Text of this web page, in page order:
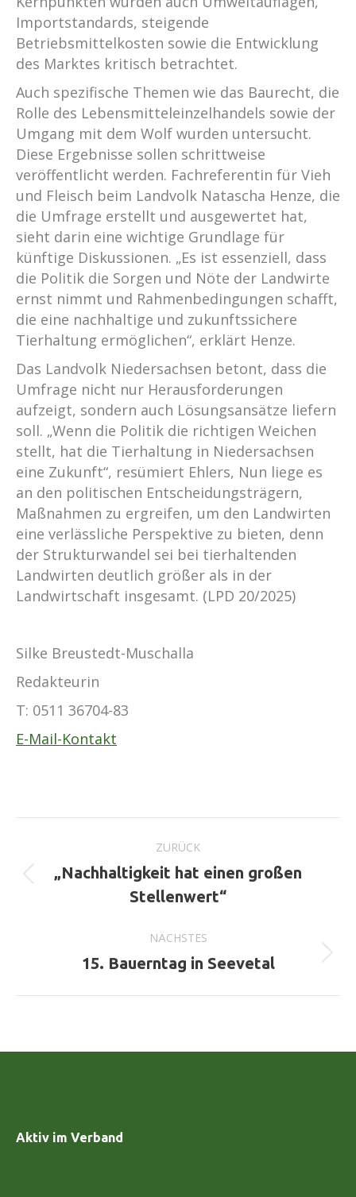
Importstandards, steigende
Betriebsmittelkosten sowie die Entwicklung
des Marktes kritisch betrachtet.
Auch spezifische Themen wie das Baurecht, die
Rolle des Lebensmitteleinzelhandels sowie der
Umgang mit dem Wolf wurden untersucht.
Diese Ergebnisse sollen schrittweise
veröffentlicht werden. Fachreferentin für Vieh
und Fleisch beim Landvolk Natascha Henze, die
die Umfrage erstellt und ausgewertet hat,
sieht darin eine wichtige Grundlage für
künftige Diskussionen. „Es ist essenziell, dass
die Politik die Sorgen und Nöte der Landwirte
ernst nimmt und Rahmenbedingungen schafft,
die eine nachhaltige und zukunftssichere
Tierhaltung ermöglichen“, erklärt Henze.
Das Landvolk Niedersachsen betont, dass die
Umfrage nicht nur Herausforderungen
aufzeigt, sondern auch Lösungsansätze liefern
soll. „Wenn die Politik die richtigen Weichen
stellt, hat die Tierhaltung in Niedersachsen
eine Zukunft“, resümiert Ehlers, Nun liege es
an den politischen Entscheidungsträgern,
Maßnahmen zu ergreifen, um den Landwirten
eine verlässliche Perspektive zu bieten, denn
der Strukturwandel sei bei tierhaltenden
Landwirten deutlich größer als in der
Landwirtschaft insgesamt. (LPD 20/2025)
Silke Breustedt-Muschalla
Redakteurin
T: 0511 36704-83
E-Mail-Kontakt
ZURÜCK
Vorheriger
Beitrag:
„Nachhaltigkeit hat einen großen
Stellenwert“
NÄCHSTES
Nächster
15. Bauerntag in Seevetal
Aktiv im Verband